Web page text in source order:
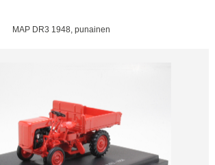
MAP DR3 1948, punainen